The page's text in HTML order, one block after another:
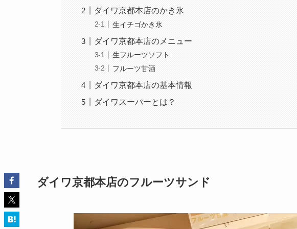
ダイワ京都本店のかき氷
生イチゴかき氷
ダイワ京都本店のメニュー
生フルーツソフト
フルーツ甘酒
ダイワ京都本店の基本情報
ダイワスーパーとは？
ダイワ京都本店のフルーツサンド